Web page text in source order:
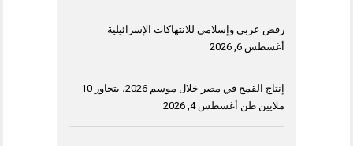
رفض عربي وإسلامي للانتهاكات الإسرائيلية
أغسطس 6, 2026
إنتاج القمح في مصر خلال موسم 2026، يتجاوز 10
ملايين طن أغسطس 4, 2026